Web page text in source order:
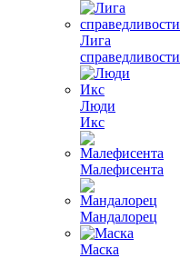
Лига
справедливости
Люди
Икс
Малефисента
Мандалорец
Маска